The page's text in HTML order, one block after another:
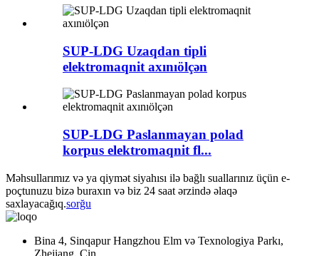
SUP-LDG Uzaqdan tipli
elektromaqnit axınıölçən
SUP-LDG Paslanmayan polad
korpus elektromaqnit fl...
Məhsullarımız və ya qiymət siyahısı ilə bağlı suallarınız üçün e-
poçtunuzu bizə buraxın və biz 24 saat ərzində əlaqə
saxlayacağıq.sorğu
Bina 4, Sinqapur Hangzhou Elm və Texnologiya Parkı,
Zhejiang, Çin